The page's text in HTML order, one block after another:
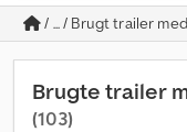
/ ... / Brugt trailer
Brugte trailer
(103)